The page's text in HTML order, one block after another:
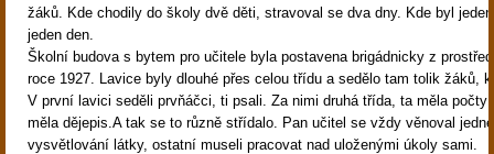
žáků. Kde chodily do školy dvě děti, stravoval se dva dny. Kde byl
jeden den.
Školní budova s bytem pro učitele byla postavena brigádnicky z
roce 1927. Lavice byly dlouhé přes celou třídu a sedělo tam tolik žáků,
V první lavici seděli prvňáčci, ti psali. Za nimi druhá třída, ta měla počty
měla dějepis.A tak se to různě střídalo. Pan učitel se vždy věnoval
vysvětlování látky, ostatní museli pracovat nad uloženými úkoly sami.